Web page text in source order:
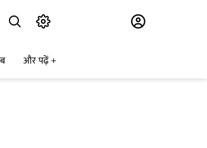
और पढ़ें